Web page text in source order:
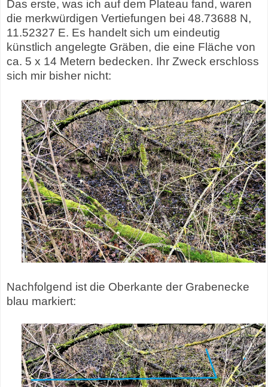
Das erste, was ich auf dem Plateau fand, waren
die merkwürdigen Vertiefungen bei 48.73688 N,
11.52327 E. Es handelt sich um eindeutig
künstlich angelegte Gräben, die eine Fläche von
ca. 5 x 14 Metern bedecken. Ihr Zweck erschloss
sich mir bisher nicht:
Nachfolgend ist die Oberkante der Grabenecke
blau markiert: